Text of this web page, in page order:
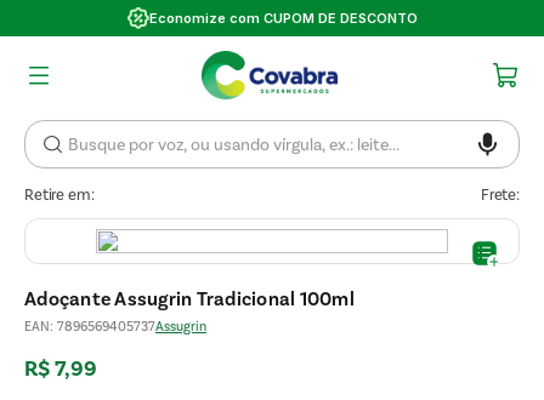
Economize com CUPOM DE DESCONTO
Retire em: Frete:
Adoçante Assugrin Tradicional 100ml
EAN: 7896569405737Assugrin
R$7,99